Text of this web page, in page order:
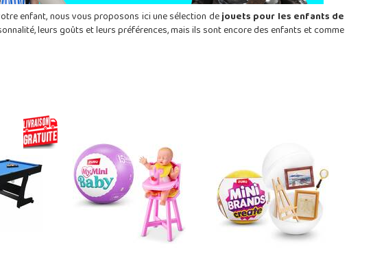
enfant, nous vous proposons ici une sélection dejouets pour les enfants de
leurs goûts et leurs préférences, mais ils sont encore des enfants et comme